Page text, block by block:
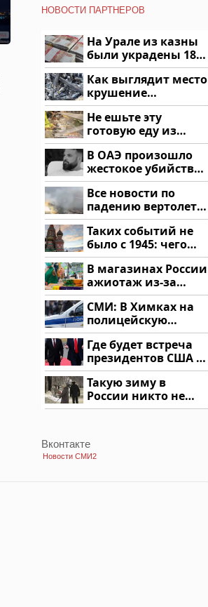
НОВОСТИ ПАРТНЕРОВ
На Урале из казны
были украдены 18
миллионов рублей
Как выглядит место
крушение
вертолета на
Кавказе: смотреть
Не ешьте эту
готовую еду из
магазина: список
В ОАЭ произошло
жестокое убийство
криптомиллионера
Все новости по
падению вертолета
на Кавказе: читать
здесь
Таких событий не
было с 1945: чего
ждать всем нам?
В магазинах России
ажиотаж из-за
этого продукта: что
купить?
СМИ: В Химках на
полицейскую
машину напали и
подожгли.
Где будет встреча
президентов США и
России: Европа?
Такую зиму в
России никто не
ждал: как так?!
Вконтакте
Новости СМИ2